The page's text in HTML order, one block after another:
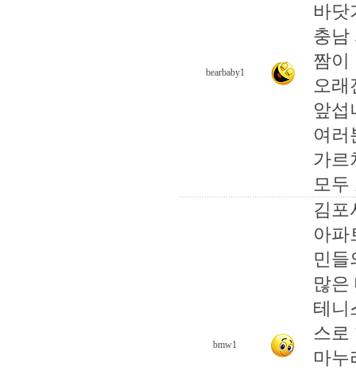
bearbaby1
바
충남
짬이
오
앞섭
여러
가르
모
bmw1
김포
아
민들
많은
테니
스로
마누